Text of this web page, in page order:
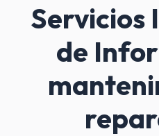
Servicios
de